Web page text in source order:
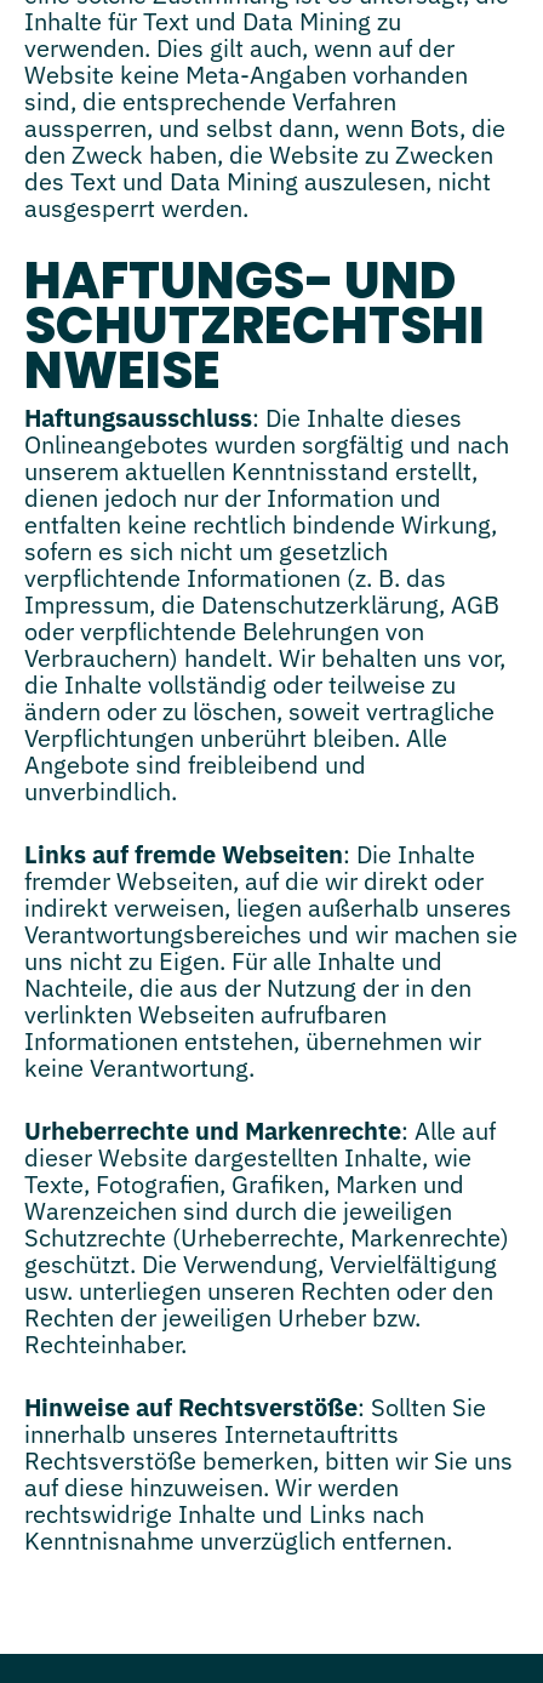
Inhalte für Text und Data Mining zu
verwenden. Dies gilt auch, wenn auf der
Website keine Meta-Angaben vorhanden
sind, die entsprechende Verfahren
aussperren, und selbst dann, wenn Bots, die
den Zweck haben, die Website zu Zwecken
des Text und Data Mining auszulesen, nicht
ausgesperrt werden.
HAFTUNGS- UND
SCHUTZRECHTSHI
NWEISE
Haftungsausschluss: Die Inhalte dieses
Onlineangebotes wurden sorgfältig und nach
unserem aktuellen Kenntnisstand erstellt,
dienen jedoch nur der Information und
entfalten keine rechtlich bindende Wirkung,
sofern es sich nicht um gesetzlich
verpflichtende Informationen (z. B. das
Impressum, die Datenschutzerklärung, AGB
oder verpflichtende Belehrungen von
Verbrauchern) handelt. Wir behalten uns vor,
die Inhalte vollständig oder teilweise zu
ändern oder zu löschen, soweit vertragliche
Verpflichtungen unberührt bleiben. Alle
Angebote sind freibleibend und
unverbindlich.
Links auf fremde Webseiten: Die Inhalte
fremder Webseiten, auf die wir direkt oder
indirekt verweisen, liegen außerhalb unseres
Verantwortungsbereiches und wir machen sie
uns nicht zu Eigen. Für alle Inhalte und
Nachteile, die aus der Nutzung der in den
verlinkten Webseiten aufrufbaren
Informationen entstehen, übernehmen wir
keine Verantwortung.
Urheberrechte und Markenrechte: Alle auf
dieser Website dargestellten Inhalte, wie
Texte, Fotografien, Grafiken, Marken und
Warenzeichen sind durch die jeweiligen
Schutzrechte (Urheberrechte, Markenrechte)
geschützt. Die Verwendung, Vervielfältigung
usw. unterliegen unseren Rechten oder den
Rechten der jeweiligen Urheber bzw.
Rechteinhaber.
Hinweise auf Rechtsverstöße: Sollten Sie
innerhalb unseres Internetauftritts
Rechtsverstöße bemerken, bitten wir Sie uns
auf diese hinzuweisen. Wir werden
rechtswidrige Inhalte und Links nach
Kenntnisnahme unverzüglich entfernen.